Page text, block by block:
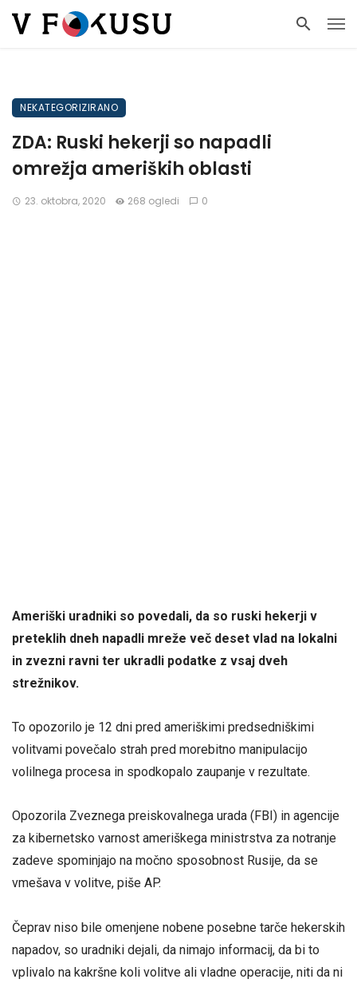
NEKATEGORIZIRANO
ZDA: Ruski hekerji so napadli
omrežja ameriških oblasti
23. oktobra, 2020 268 ogledi 0
Ameriški uradniki so povedali, da so ruski hekerji v
preteklih dneh napadli mreže več deset vlad na lokalni
in zvezni ravni ter ukradli podatke z vsaj dveh
strežnikov.
To opozorilo je 12 dni pred ameriškimi predsedniškimi
volitvami povečalo strah pred morebitno manipulacijo
volilnega procesa in spodkopalo zaupanje v rezultate.
Opozorila Zveznega preiskovalnega urada (FBI) in agencije
za kibernetsko varnost ameriškega ministrstva za notranje
zadeve spominjajo na močno sposobnost Rusije, da se
vmešava v volitve, piše AP.
Čeprav niso bile omenjene nobene posebne tarče hekerskih
napadov, so uradniki dejali, da nimajo informacij, da bi to
vplivalo na kakršne koli volitve ali vladne operacije, niti da ni